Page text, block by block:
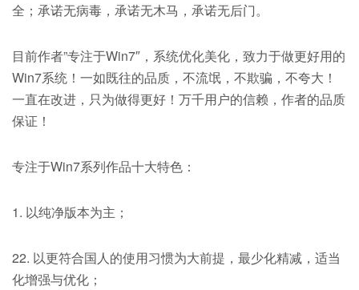
全；承诺无病毒，承诺无木马，承诺无后门。
目前作者”专注于Win7″，系统优化美化，致力于做更好用的
Win7系统！一如既往的品质，不流氓，不欺骗，不夸大！
一直在改进，只为做得更好！万千用户的信赖，作者的品质
保证！
专注于Win7系列作品十大特色：
1. 以纯净版本为主；
22. 以更符合国人的使用习惯为大前提，最少化精减，适当
化增强与优化；